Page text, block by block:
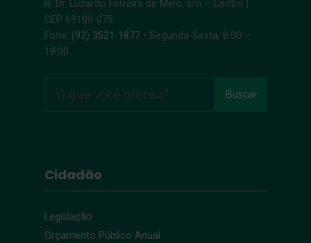
R. Dr. Luzardo Ferreira de Melo, s/n – Centro |
CEP 69100-075
Fone: (92) 3521-1877 • Segunda-Sexta, 8:00 –
18:00
Buscar
Cidadão
Legislação
Orçamento Público Anual